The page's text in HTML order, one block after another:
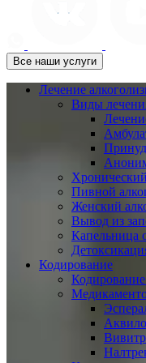
Все наши услуги
Лечение
Виды
Пивной
Женский
Вывод из
Капельница
Кодирование
Кодирование